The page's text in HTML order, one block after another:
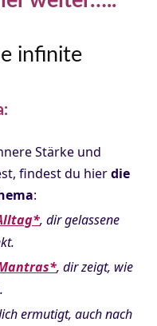
Stärke und
findest du hierdie
:
, dir gelassene
, dir zeigt, wie
ermutigt, auch nach